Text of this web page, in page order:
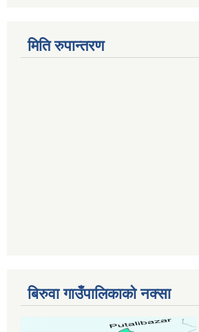
मिति रुपान्तरण
बिरुवा गाउँपालिकाको नक्सा